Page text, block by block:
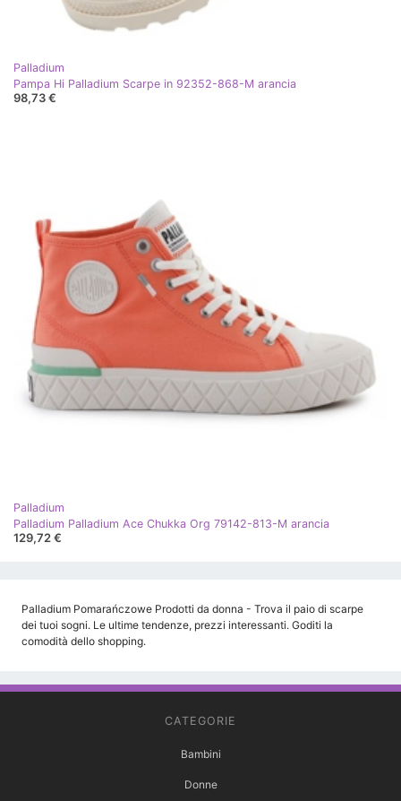
Palladium
Pampa Hi Palladium Scarpe in 92352-868-M arancia
98,73 €
Palladium
Palladium Palladium Ace Chukka Org 79142-813-M arancia
129,72 €
Palladium Pomarańczowe Prodotti da donna - Trova il paio di scarpe
dei tuoi sogni. Le ultime tendenze, prezzi interessanti. Goditi la
comodità dello shopping.
CATEGORIE
Bambini
Donne